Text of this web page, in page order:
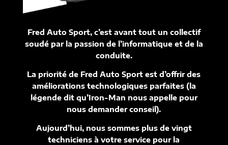
Fred Auto Sport, c’est avant tout un collectif
soudé par la passion de l’informatique et de la
conduite.
La priorité de Fred Auto Sport est d’offrir des
améliorations technologiques parfaites (la
légende dit qu’Iron-Man nous appelle pour
nous demander conseil).
Aujourd’hui, nous sommes plus de vingt
techniciens à votre service pour la